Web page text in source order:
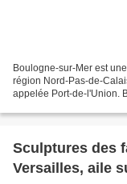
Boulogne-sur-Mer est
région Nord-Pas-de-
appelée Port-de-l'Union.
Sculptures des
Versailles, aile